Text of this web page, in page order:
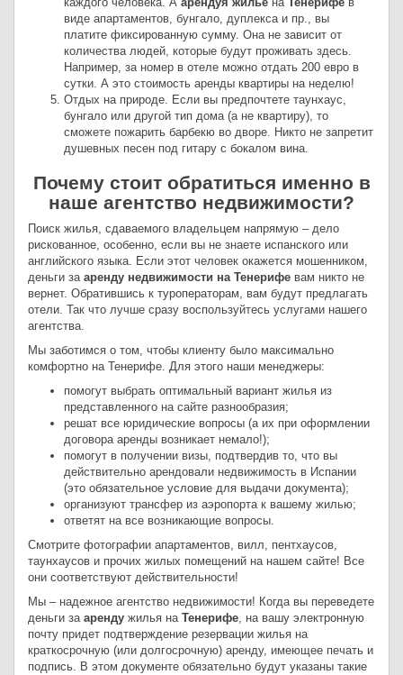
виде апартаментов, бунгало, дуплекса и пр., вы
платите фиксированную сумму. Она не зависит от
количества людей, которые будут проживать здесь.
Например, за номер в отеле можно отдать 200 евро в
сутки. А это стоимость аренды квартиры на неделю!
Отдых на природе. Если вы предпочтете таунхаус,
бунгало или другой тип дома (а не квартиру), то
сможете пожарить барбекю во дворе. Никто не запретит
душевных песен под гитару с бокалом вина.
Почему стоит обратиться именно в
наше агентство недвижимости?
Поиск жилья, сдаваемого владельцем напрямую – дело
рискованное, особенно, если вы не знаете испанского или
английского языка. Если этот человек окажется мошенником,
деньги за аренду недвижимости на Тенерифе вам никто не
вернет. Обратившись к туроператорам, вам будут предлагать
отели. Так что лучше сразу воспользуйтесь услугами нашего
агентства.
Мы заботимся о том, чтобы клиенту было максимально
комфортно на Тенерифе. Для этого наши менеджеры:
помогут выбрать оптимальный вариант жилья из
представленного на сайте разнообразия;
решат все юридические вопросы (а их при оформлении
договора аренды возникает немало!);
помогут в получении визы, подтвердив то, что вы
действительно арендовали недвижимость в Испании
(это обязательное условие для выдачи документа);
организуют трансфер из аэропорта к вашему жилью;
ответят на все возникающие вопросы.
Смотрите фотографии апартаментов, вилл, пентхаусов,
таунхаусов и прочих жилых помещений на нашем сайте! Все
они соответствуют действительности!
Мы – надежное агентство недвижимости! Когда вы переведете
деньги за аренду жилья на Тенерифе, на вашу электронную
почту придет подтверждение резервации жилья на
краткосрочную (или долгосрочную) аренду, имеющее печать и
подпись. В этом документе обязательно будут указаны такие